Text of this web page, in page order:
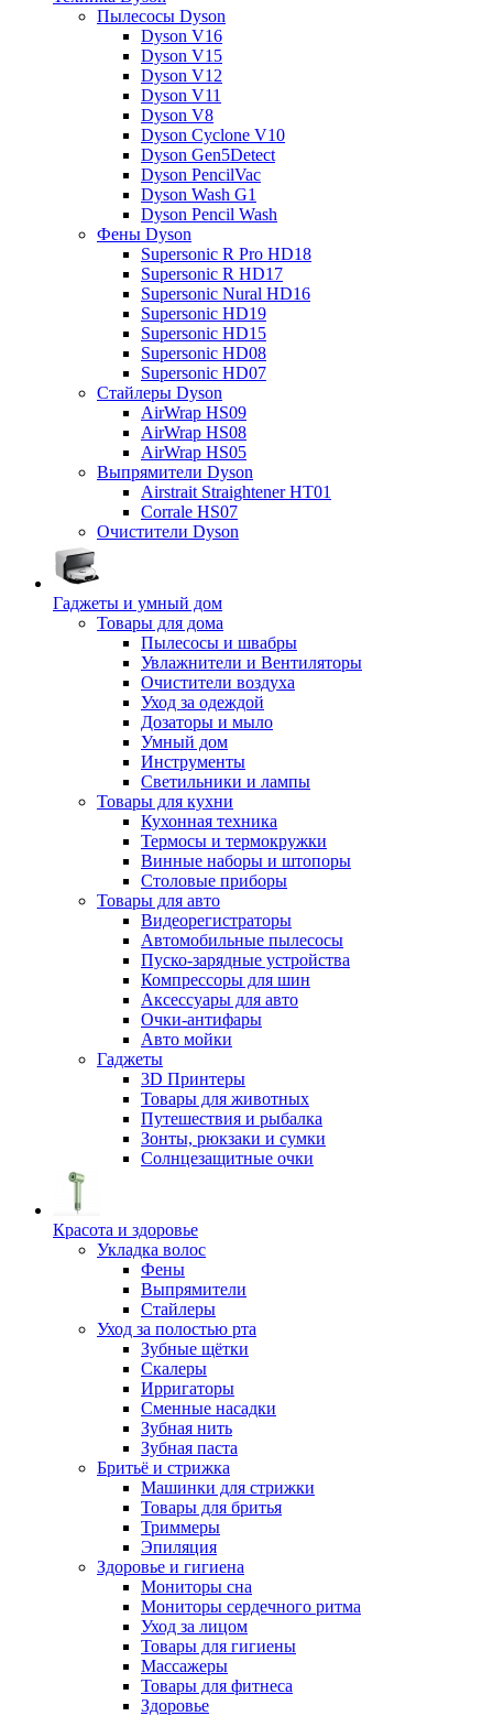
Пылесосы Dyson
Dyson V16
Dyson V15
Dyson V12
Dyson V11
Dyson V8
Dyson Cyclone V10
Dyson Gen5Detect
Dyson PencilVac
Dyson Wash G1
Dyson Pencil Wash
Фены Dyson
Supersonic R Pro HD18
Supersonic R HD17
Supersonic Nural HD16
Supersonic HD19
Supersonic HD15
Supersonic HD08
Supersonic HD07
Стайлеры Dyson
AirWrap HS09
AirWrap HS08
AirWrap HS05
Выпрямители Dyson
Airstrait Straightener HT01
Corrale HS07
Очистители Dyson
Гаджеты и умный дом
Товары для дома
Пылесосы и швабры
Увлажнители и Вентиляторы
Очистители воздуха
Уход за одеждой
Дозаторы и мыло
Умный дом
Инструменты
Светильники и лампы
Товары для кухни
Кухонная техника
Термосы и термокружки
Винные наборы и штопоры
Столовые приборы
Товары для авто
Видеорегистраторы
Автомобильные пылесосы
Пуско-зарядные устройства
Компрессоры для шин
Аксессуары для авто
Очки-антифары
Авто мойки
Гаджеты
3D Принтеры
Товары для животных
Путешествия и рыбалка
Зонты, рюкзаки и сумки
Солнцезащитные очки
Красота и здоровье
Укладка волос
Фены
Выпрямители
Стайлеры
Уход за полостью рта
Зубные щётки
Скалеры
Ирригаторы
Сменные насадки
Зубная нить
Зубная паста
Бритьё и стрижка
Машинки для стрижки
Товары для бритья
Триммеры
Эпиляция
Здоровье и гигиена
Мониторы сна
Мониторы сердечного ритма
Уход за лицом
Товары для гигиены
Массажеры
Товары для фитнеса
Здоровье